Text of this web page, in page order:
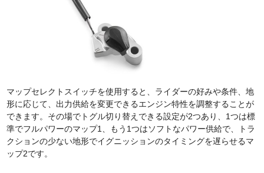
マップセレクトスイッチを使用すると、ライダーの好みや条件、地
形に応じて、出力供給を変更できるエンジン特性を調整することが
できます。その場でトグル切り替えできる設定が2つあり、1つは標
準でフルパワーのマップ1、もう1つはソフトなパワー供給で、トラ
クションの少ない地形でイグニッションのタイミングを遅らせるマ
ップ2です。